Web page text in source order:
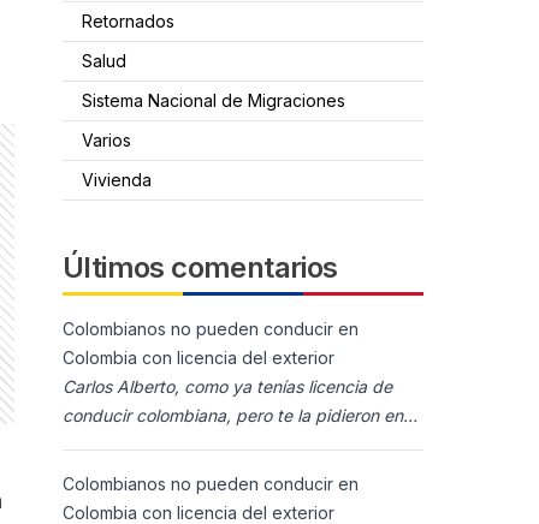
Retornados
Salud
Sistema Nacional de Migraciones
Varios
Vivienda
Últimos comentarios
Colombianos no pueden conducir en
Colombia con licencia del exterior
Carlos Alberto, como ya tenías licencia de
conducir colombiana, pero te la pidieron en
Colombia (s
Colombianos no pueden conducir en
Colombia con licencia del exterior